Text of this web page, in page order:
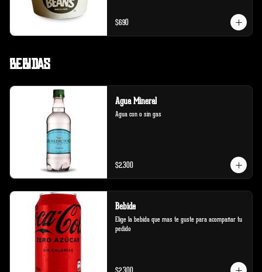
$690
Bebidas
Agua Mineral
Agua con o sin gas
$2.300
Bebida
Elige la bebida que mas te guste para acompañar tu
pedido